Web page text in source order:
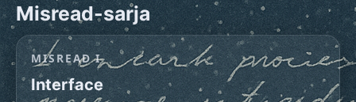
Misread-sarja
MISREAD I
Interface